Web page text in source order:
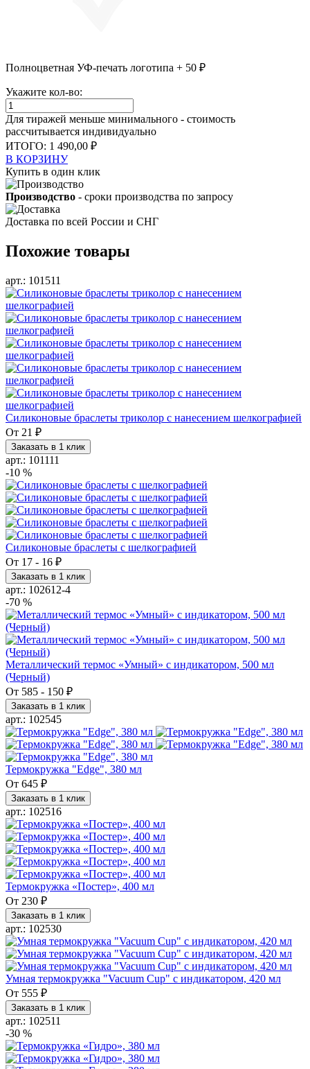
Полноцветная УФ-печать логотипа + 50 ₽
Укажите кол-во:
Для тиражей меньше минимального - стоимость
рассчитывается индивидуально
ИТОГО: 1 490,00 ₽
В КОРЗИНУ
Купить в один клик
Производство - сроки производства по запросу
Доставка по всей России и СНГ
Похожие товары
арт.: 101511
Силиконовые браслеты триколор с нанесением шелкографией
От 21 ₽
Заказать в 1 клик
арт.: 101111
-10 %
Силиконовые браслеты с шелкографией
От 17 - 16 ₽
Заказать в 1 клик
арт.: 102612-4
-70 %
Металлический термос «Умный» с индикатором, 500 мл
(Черный)
От 585 - 150 ₽
Заказать в 1 клик
арт.: 102545
Термокружка "Edge", 380 мл
От 645 ₽
Заказать в 1 клик
арт.: 102516
Термокружка «Постер», 400 мл
От 230 ₽
Заказать в 1 клик
арт.: 102530
Умная термокружка "Vacuum Cup" с индикатором, 420 мл
От 555 ₽
Заказать в 1 клик
арт.: 102511
-30 %